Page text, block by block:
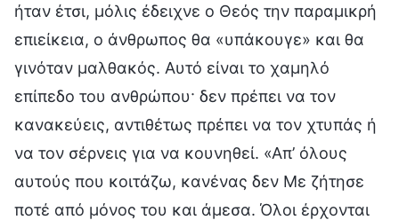
ήταν έτσι, μόλις έδειχνε ο Θεός την παραμικρή
επιείκεια, ο άνθρωπος θα «υπάκουγε» και θα
γινόταν μαλθακός. Αυτό είναι το χαμηλό
επίπεδο του ανθρώπου· δεν πρέπει να τον
κανακεύεις, αντιθέτως πρέπει να τον χτυπάς ή
να τον σέρνεις για να κουνηθεί. «Απ’ όλους
αυτούς που κοιτάζω, κανένας δεν Με ζήτησε
ποτέ από μόνος του και άμεσα. Όλοι έρχονται